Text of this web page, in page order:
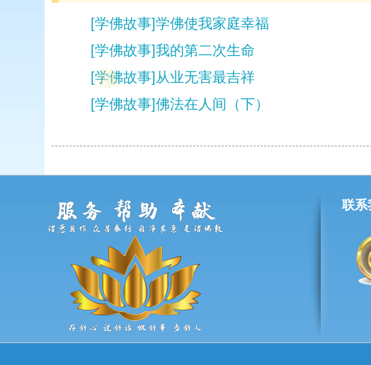
[学佛故事]学佛使我家庭幸福
[学佛故事]我的第二次生命
[学佛故事]从业无害最吉祥
[学佛故事]佛法在人间（下）
WEB主题公园是秉自长沙特锐文化传播有限公司，我们的团队倾力打造
联系